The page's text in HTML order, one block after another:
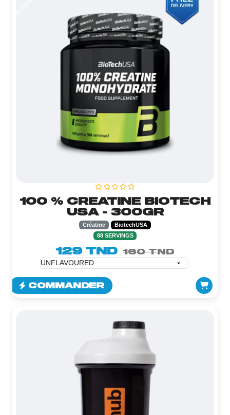
100 % CREATINE BIOTECH
USA - 300GR
Créatine
BiotechUSA
88 SERVINGS
129 TND 160 TND
COMMANDER